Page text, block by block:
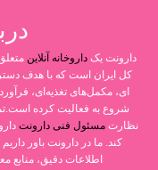
دارونت یکداروخانه آنلاین
کل ایران است که با هدف
شروع به فعالیت کرده
نظارتمسئول فنی دارونت
کند. ما در دارونت باور
اطلاعات دقیق،